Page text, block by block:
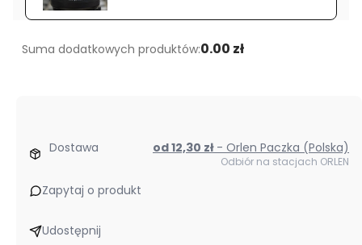
peruwiańska
libido
Suma dodatkowych produktów:0.00 zł
Dostawa od 12,30 zł - Orlen Paczka (Polska)
Odbiór na stacjach ORLEN
Zapytaj o produkt
Udostępnij